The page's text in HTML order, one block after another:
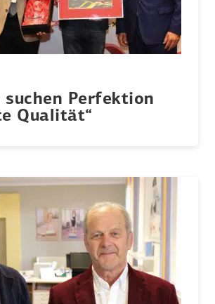
suchen Perfektion
Qualität“